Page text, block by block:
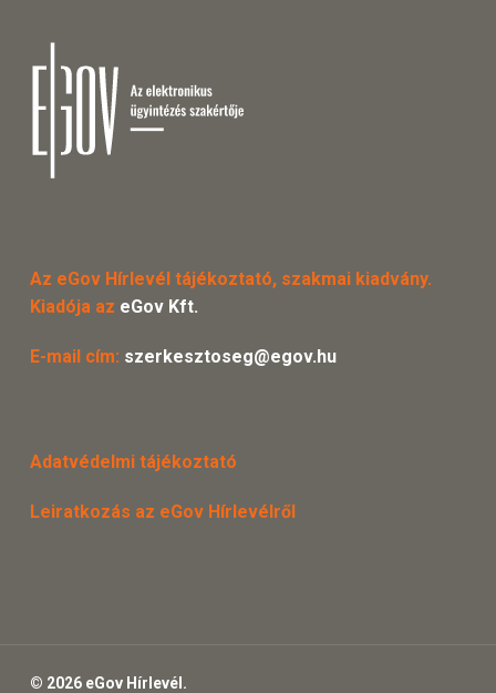
Az eGov Hírlevél tájékoztató, szakmai kiadvány.
Kiadója az eGov Kft.
E-mail cím: szerkesztoseg@egov.hu
Adatvédelmi tájékoztató
Leiratkozás az eGov Hírlevélről
© 2026 eGov Hírlevél.